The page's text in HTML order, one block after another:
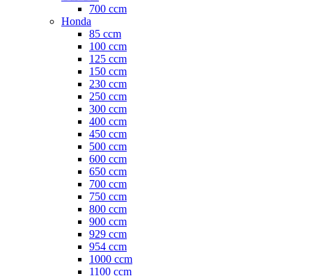
700 ccm
Honda
85 ccm
100 ccm
125 ccm
150 ccm
230 ccm
250 ccm
300 ccm
400 ccm
450 ccm
500 ccm
600 ccm
650 ccm
700 ccm
750 ccm
800 ccm
900 ccm
929 ccm
954 ccm
1000 ccm
1100 ccm